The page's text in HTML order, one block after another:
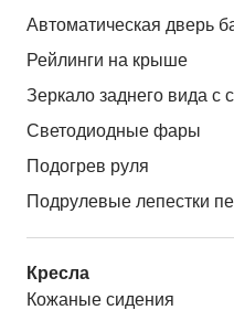
Автоматическая дверь
Рейлинги на крыше
Зеркало заднего вида с
Светодиодные фары
Подогрев руля
Подрулевые лепестки
Кресла
Кожаные сидения